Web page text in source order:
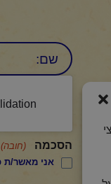
שם
הסכמה
(חובה)
אני מאשר/ת